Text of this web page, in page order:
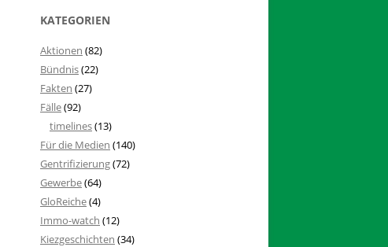
KATEGORIEN
Aktionen (82)
Bündnis(22)
Fakten (27)
Fälle(92)
timelines(13)
Für die Medien (140)
Gentrifizierung(72)
Gewerbe(64)
GloReiche(4)
Immo-watch (12)
Kiezgeschichten (34)